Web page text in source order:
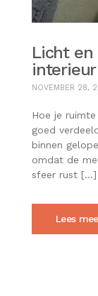
Licht en
NOVEMBER 28,
Hoe je
goed
binnen
omdat de
sfeer rust […]
Lees